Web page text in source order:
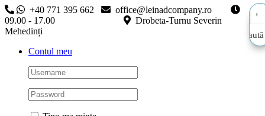
Skip
to
content
+40 771 395 662
office@leinadcompany.ro
09.00 - 17.00
Drobeta-Turnu Severin
Mehedinți
Contul meu
Caută
Caută